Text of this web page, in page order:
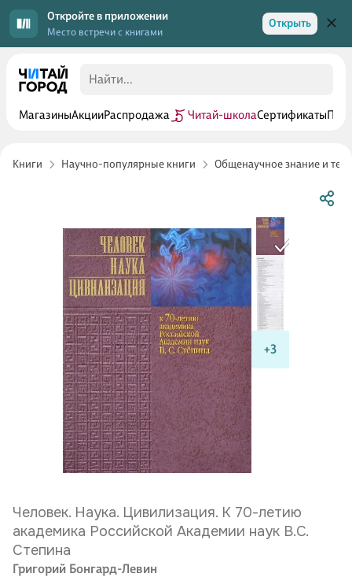
Откройте в приложении
Место встречи с книгами
Открыть
МагазиныАкцииРаспродажа Читай-школаСертификаты
Книги Научно-популярные книги Общенаучное знание и
+3
Человек. Наука. Цивилизация. К 70-летию
академика Российской Академии наук В.С.
Степина
Григорий Бонгард-Левин